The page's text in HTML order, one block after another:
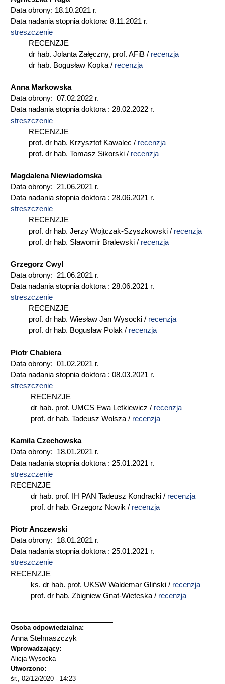
Data obrony: 18.10.2021 r.
Data nadania stopnia doktora: 8.11.2021 r.
streszczenie
RECENZJE
dr hab. Jolanta Załęczny, prof. AFiB / recenzja
dr hab. Bogusław Kopka / recenzja
Anna Markowska
Data obrony: 07.02.2022 r.
Data nadania stopnia doktora : 28.02.2022 r.
streszczenie
RECENZJE
prof. dr hab. Krzysztof Kawalec / recenzja
prof. dr hab. Tomasz Sikorski / recenzja
Magdalena Niewiadomska
Data obrony: 21.06.2021 r.
Data nadania stopnia doktora : 28.06.2021 r.
streszczenie
RECENZJE
prof. dr hab. Jerzy Wojtczak-Szyszkowski / recenzja
prof. dr hab. Sławomir Bralewski / recenzja
Grzegorz Cwyl
Data obrony: 21.06.2021 r.
Data nadania stopnia doktora : 28.06.2021 r.
streszczenie
RECENZJE
prof. dr hab. Wiesław Jan Wysocki / recenzja
prof. dr hab. Bogusław Polak / recenzja
Piotr Chabiera
Data obrony: 01.02.2021 r.
Data nadania stopnia doktora : 08.03.2021 r.
streszczenie
RECENZJE
dr hab. prof. UMCS Ewa Letkiewicz / recenzja
prof. dr hab. Tadeusz Wolsza / recenzja
Kamila Czechowska
Data obrony: 18.01.2021 r.
Data nadania stopnia doktora : 25.01.2021 r.
streszczenie
RECENZJE
dr hab. prof. IH PAN Tadeusz Kondracki / recenzja
prof. dr hab. Grzegorz Nowik / recenzja
Piotr Anczewski
Data obrony: 18.01.2021 r.
Data nadania stopnia doktora : 25.01.2021 r.
streszczenie
RECENZJE
ks. dr hab. prof. UKSW Waldemar Gliński / recenzja
prof. dr hab. Zbigniew Gnat-Wieteska / recenzja
Osoba odpowiedzialna:
Anna Stelmaszczyk
Wprowadzający:
Alicja Wysocka
Utworzono:
śr., 02/12/2020 - 14:23